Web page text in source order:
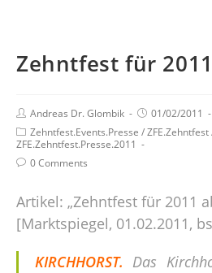
Zehntfest für
Andreas Dr. Glombik
01/02/2011
Zehntfest.Events.Presse /ZFE.Zehntfest
ZFE.Zehntfest.Presse.2011
0 Comments
Artikel: „Zehntfest für 2011
[Marktspiegel, 01.02.2011,
KIRCHHORST. Das